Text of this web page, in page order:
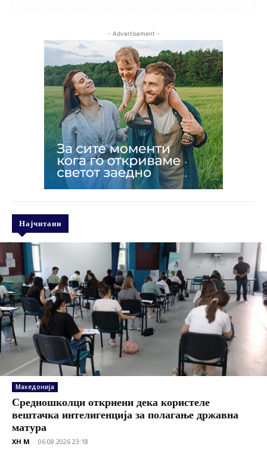
- Advertisement -
Најчитани
Македонија
Средношколци откриени дека користеле
вештачка интелигенција за полагање државна
матура
XH M - 06.08.2026 23:18